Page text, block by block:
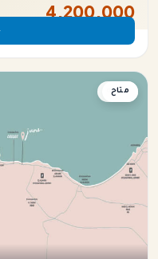
4,200,000
شاليه
متاح